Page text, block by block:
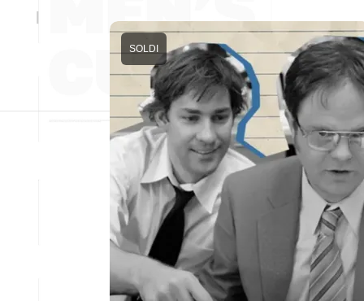
SOLDI